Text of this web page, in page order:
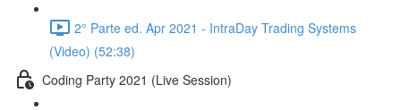
2° Parte ed. Apr 2021 - IntraDay Trading Systems
(Video) (52:38)
Coding Party 2021 (Live Session)